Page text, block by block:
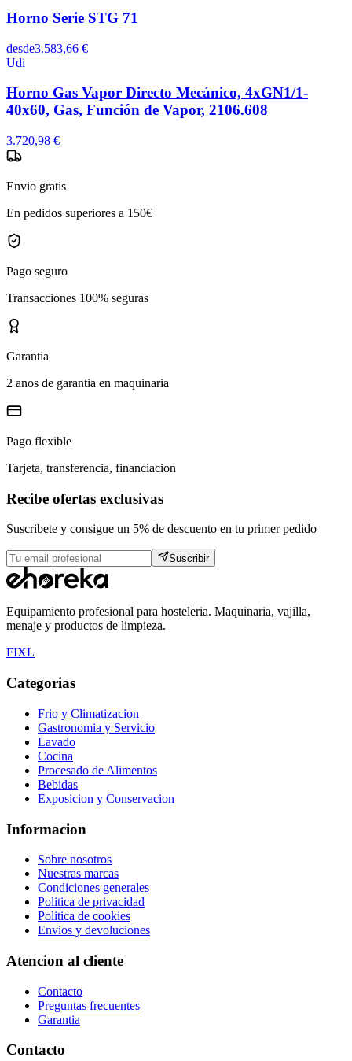
Horno Serie STG 71
desde3.583,66 €
Udi
Horno Gas Vapor Directo Mecánico, 4xGN1/1-
40x60, Gas, Función de Vapor, 2106.608
3.720,98 €
Envio gratis
En pedidos superiores a 150€
Pago seguro
Transacciones 100% seguras
Garantia
2 anos de garantia en maquinaria
Pago flexible
Tarjeta, transferencia, financiacion
Recibe ofertas exclusivas
Suscribete y consigue un 5% de descuento en tu primer pedido
Suscribir
Equipamiento profesional para hosteleria. Maquinaria, vajilla,
menaje y productos de limpieza.
FIXL
Categorias
Frio y Climatizacion
Gastronomia y Servicio
Lavado
Cocina
Procesado de Alimentos
Bebidas
Exposicion y Conservacion
Informacion
Sobre nosotros
Nuestras marcas
Condiciones generales
Politica de privacidad
Politica de cookies
Envios y devoluciones
Atencion al cliente
Contacto
Preguntas frecuentes
Garantia
Contacto